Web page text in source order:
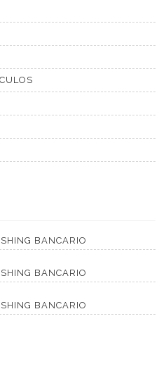
BANCARIO
BANCARIO
BANCARIO